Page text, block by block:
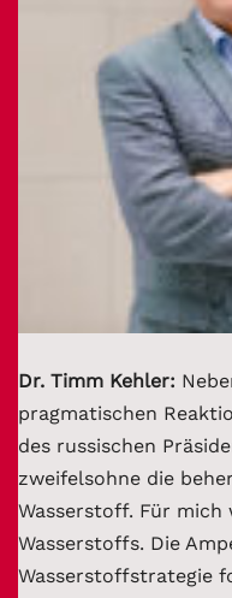
Dr. Timm Kehler:
pragmatischen
des russischen
zweifelsohne die
Wasserstoff. Für mich
Wasserstoffs. Die
Wasserstoffstrategie